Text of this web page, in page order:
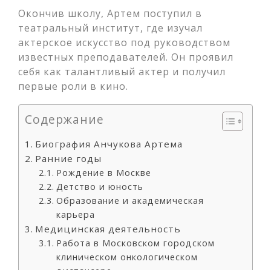
Окончив школу, Артем поступил в
театральный институт, где изучал
актерское искусство под руководством
известных преподавателей. Он проявил
себя как талантливый актер и получил
первые роли в кино.
Содержание
Биография Анчукова Артема
Ранние годы
Рождение в Москве
Детство и юность
Образование и академическая
карьера
Медицинская деятельность
Работа в Московском городском
клиническом онкологическом